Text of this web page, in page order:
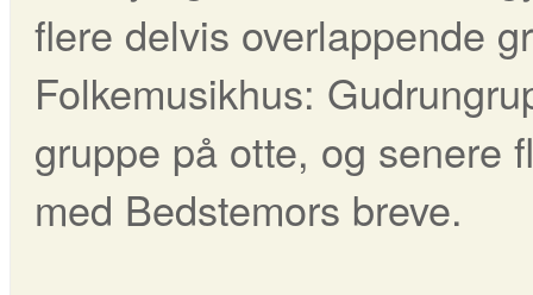
flere delvis overlappende
Folkemusikhus:
gruppe på otte, og senere
med Bedstemors breve.